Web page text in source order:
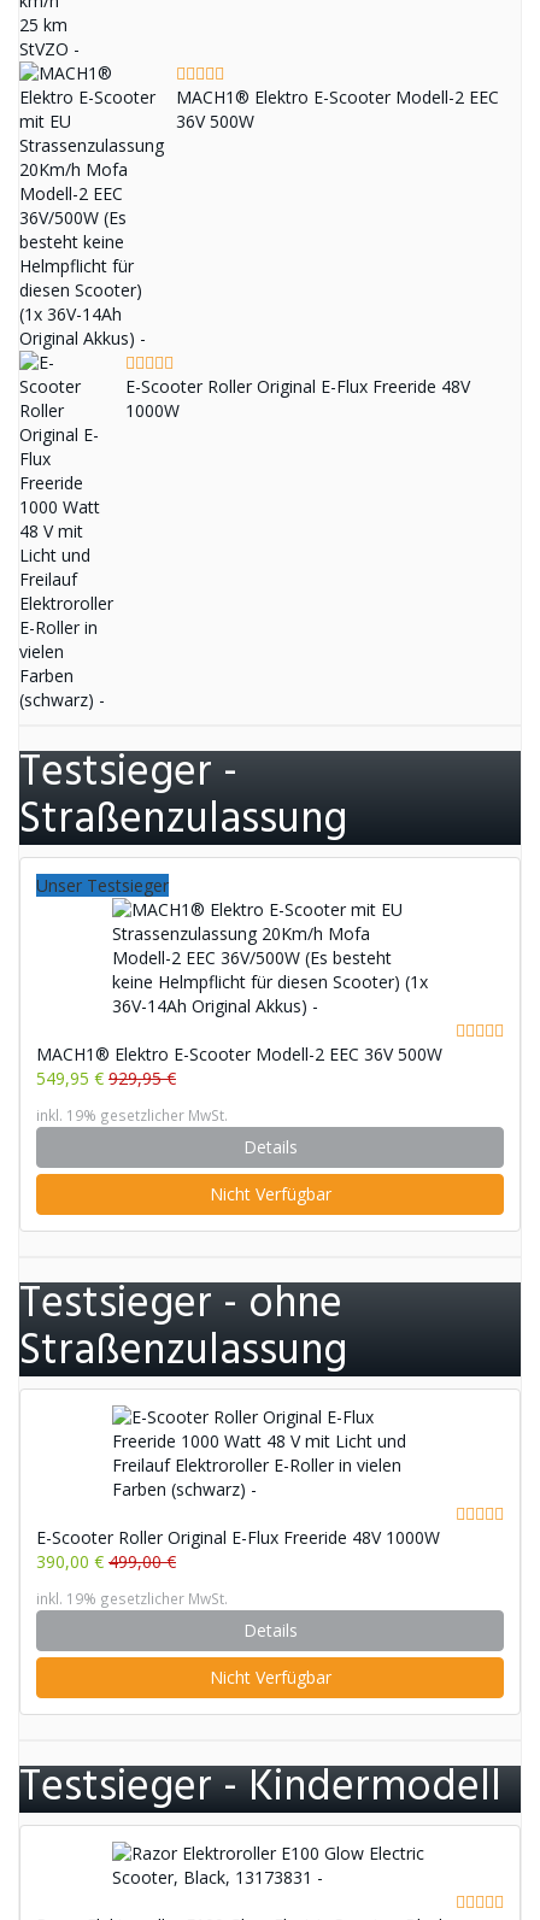
MACH1® Elektro E-Scooter Modell-2 EEC
36V 500W
E-Scooter Roller Original E-Flux Freeride 48V
1000W
Testsieger -
Straßenzulassung
Unser Testsieger
MACH1® Elektro E-Scooter Modell-2 EEC 36V 500W
549,95 € 929,95 €
inkl. 19% gesetzlicher MwSt.
Details
Nicht Verfügbar
Testsieger - ohne
Straßenzulassung
E-Scooter Roller Original E-Flux Freeride 48V 1000W
390,00 € 499,00 €
inkl. 19% gesetzlicher MwSt.
Details
Nicht Verfügbar
Testsieger - Kindermodell